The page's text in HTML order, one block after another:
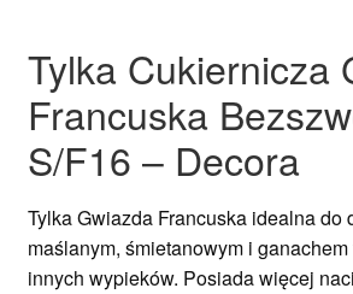
Tylka Cukiernicza
Francuska
S/F16 – Decora
Tylka Gwiazda Francuska idealna do
maślanym, śmietanowym i
innych wypieków. Posiada więcej